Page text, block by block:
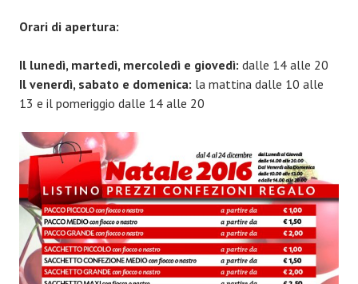
Orari di apertura:
Il lunedì, martedì, mercoledì e giovedì: dalle 14 alle 20
Il venerdì, sabato e domenica: la mattina dalle 10 alle
13 e il pomeriggio dalle 14 alle 20